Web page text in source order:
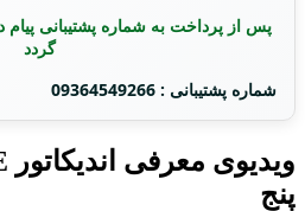
پس از پرداخت به شماره پشتیبانی پیام
گردد
شماره پشتیبانی : 09364549266
پنج